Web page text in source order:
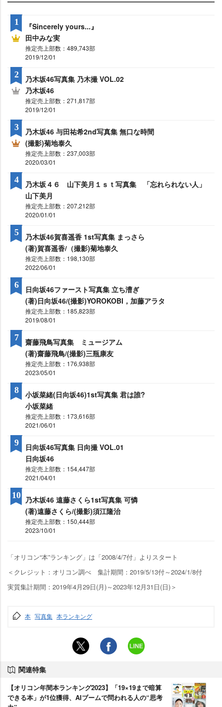
『Sincerely yours...』
田中みな実
推定売上部数：489,743部
2019/12/01
1
乃木坂46写真集 乃木撮 VOL.02
乃木坂46
推定売上部数：271,817部
2019/12/01
2
乃木坂46 与田祐希2nd写真集 無口な時間
(撮影)菊地泰久
推定売上部数：237,003部
2020/03/01
3
乃木坂４６ 山下美月１ｓｔ写真集 「忘れられない人」
山下美月
推定売上部数：207,212部
2020/01/01
4
乃木坂46賀喜遥香 1st写真集 まっさら
(著)賀喜遥香/（撮影)菊地泰久
推定売上部数：198,130部
2022/06/01
5
日向坂46ファースト写真集 立ち漕ぎ
(著)日向坂46/(撮影)YOROKOBI，加藤アラタ
推定売上部数：185,823部
2019/08/01
6
齋藤飛鳥写真集 ミュージアム
(著)齋藤飛鳥/(撮影)三瓶康友
推定売上部数：176,938部
2023/05/01
7
小坂菜緒(日向坂46)1st写真集 君は誰?
小坂菜緒
推定売上部数：173,616部
2021/06/01
8
日向坂46写真集 日向撮 VOL.01
日向坂46
推定売上部数：154,447部
2021/04/01
9
乃木坂46 遠藤さくら1st写真集 可憐
(著)遠藤さくら/(撮影)須江隆治
推定売上部数：150,444部
2023/10/01
10
「オリコン“本”ランキング」は「2008/4/7付」よりスタート
＜クレジット：オリコン調べ 集計期間：2019/5/13付～2024/1/8付
実質集計期間：2019年4月29日(月)～2023年12月31日(日)＞
本 写真集 本ランキング
関連特集
【オリコン年間本ランキング2023】「19×19まで暗算
できる本」が1位獲得、AIブームで問われる人の“思考